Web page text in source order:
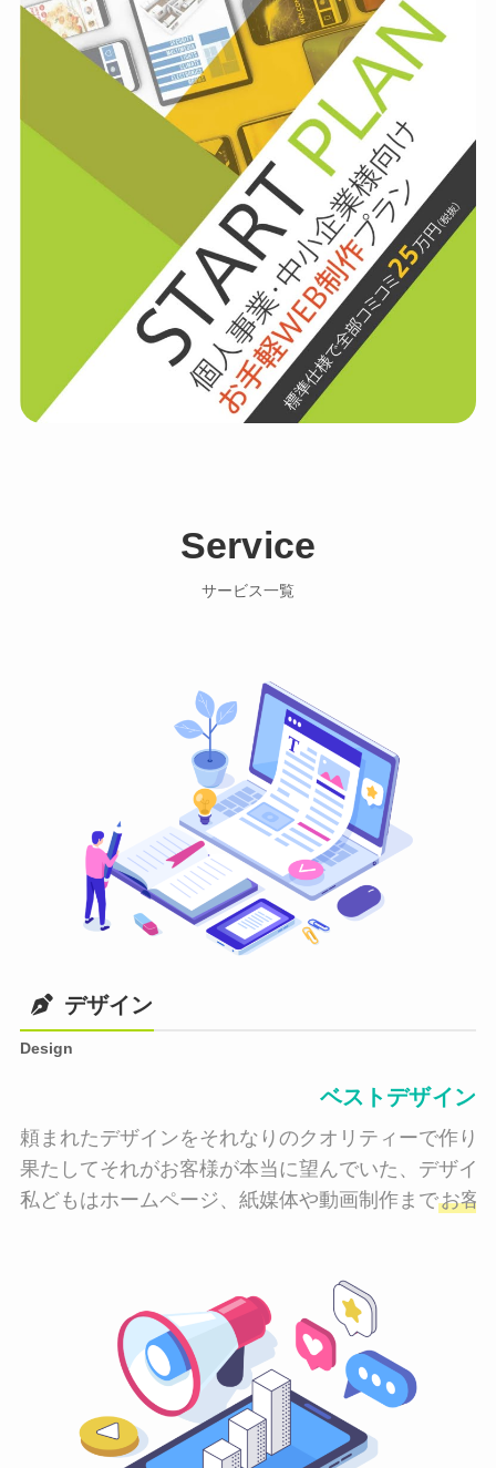
Service
サービス一覧
デザイン
Design
ベストデザイン
頼まれたデザインをそれなりのクオリティーで作り
果たしてそれがお客様が本当に望んでいた、デザイ
私どもはホームページ、紙媒体や動画制作までお客